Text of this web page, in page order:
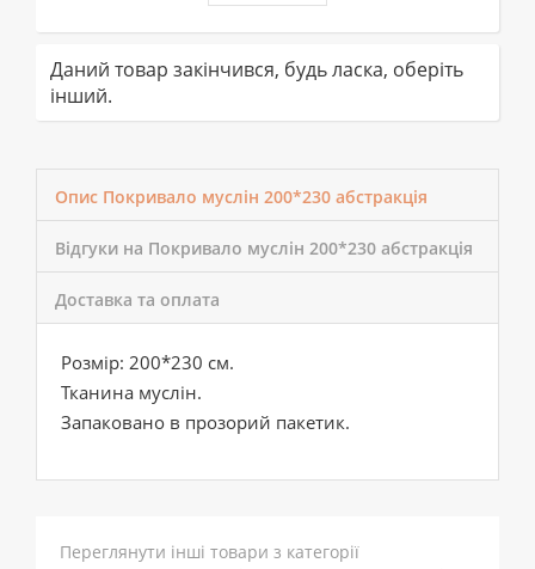
Даний товар закінчився, будь ласка, оберіть
інший.
Опис Покривало муслін 200*230 абстракція
Відгуки на Покривало муслін 200*230 абстракція
Доставка та оплата
Розмір: 200*230 см.
Тканина муслін.
Запаковано в прозорий пакетик.
Переглянути інші товари з категорії